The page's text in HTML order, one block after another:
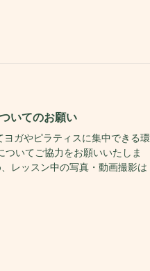
いてのお願い
ガやピラティスに集中できる環
いてご協力をお願いいたしま
レッスン中の写真・動画撮影は